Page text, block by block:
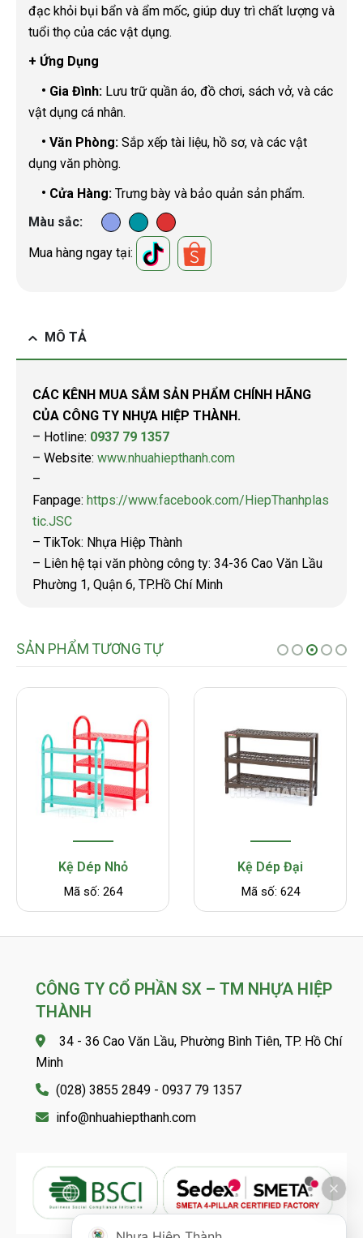
đạc khỏi bụi bẩn và ẩm mốc, giúp duy trì chất lượng và
tuổi thọ của các vật dụng.
+ Ứng Dụng
• Gia Đình: Lưu trữ quần áo, đồ chơi, sách vở, và các
vật dụng cá nhân.
• Văn Phòng: Sắp xếp tài liệu, hồ sơ, và các vật
dụng văn phòng.
• Cửa Hàng: Trưng bày và bảo quản sản phẩm.
Màu sắc
Mua hàng ngay tại:
MÔ TẢ
CÁC KÊNH MUA SẮM SẢN PHẨM CHÍNH HÃNG
CỦA CÔNG TY NHỰA HIỆP THÀNH.
– Hotline: 0937 79 1357
– Website: www.nhuahiepthanh.com
–
Fanpage: https://www.facebook.com/HiepThanhplas
tic.JSC
– TikTok: Nhựa Hiệp Thành
– Liên hệ tại văn phòng công ty: 34-36 Cao Văn Lầu
Phường 1, Quận 6, TP.Hồ Chí Minh
SẢN PHẨM TƯƠNG TỰ
Kệ Dép Nhỏ
Mã số: 264
Kệ Dép Đại
Mã số: 624
CÔNG TY CỔ PHẦN SX – TM NHỰA HIỆP
THÀNH
34 - 36 Cao Văn Lầu, Phường Bình Tiên, TP. Hồ Chí
Minh
(028) 3855 2849 - 0937 79 1357
info@nhuahiepthanh.com